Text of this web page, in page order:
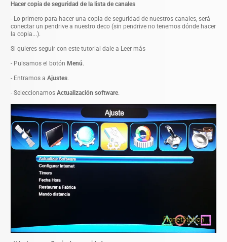
Hacer copia de seguridad de la lista de canales
- Lo primero para hacer una copia de seguridad de nuestros canales, será
conectar un pendrive a nuestro deco (sin pendrive no tenemos dónde hacer
la copia...).
Si quieres seguir con este tutorial dale a Leer más
- Pulsamos el botón Menú.
- Entramos aAjustes.
- SeleccionamosActualización software.